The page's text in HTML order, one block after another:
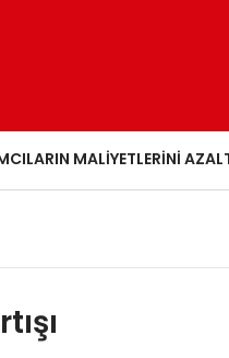
MALIYETLERINI